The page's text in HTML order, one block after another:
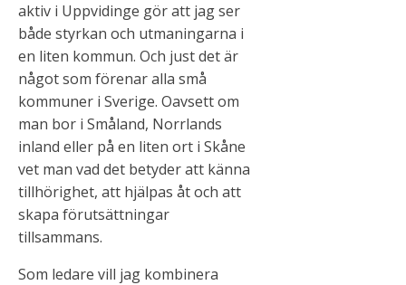
aktiv i Uppvidinge gör att jag ser
både styrkan och utmaningarna i
en liten kommun. Och just det är
något som förenar alla små
kommuner i Sverige. Oavsett om
man bor i Småland, Norrlands
inland eller på en liten ort i Skåne
vet man vad det betyder att känna
tillhörighet, att hjälpas åt och att
skapa förutsättningar
tillsammans.
Som ledare vill jag kombinera